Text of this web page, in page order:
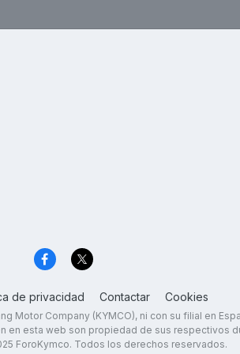
de privacidad Contactar Cookies
Motor Company (KYMCO), ni con su filial en
en esta web son propiedad de sus respectivos
ForoKymco. Todos los derechos reservados.